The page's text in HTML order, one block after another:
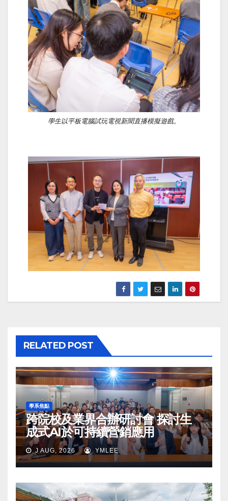
學生以平板電腦試玩電視新聞直播模擬遊戲。
RELATED POST
學系焦點
跨院校及業界合辦研討會 探討生
成式AI於可持續營銷應用
J AUG, 2026 YMLEE